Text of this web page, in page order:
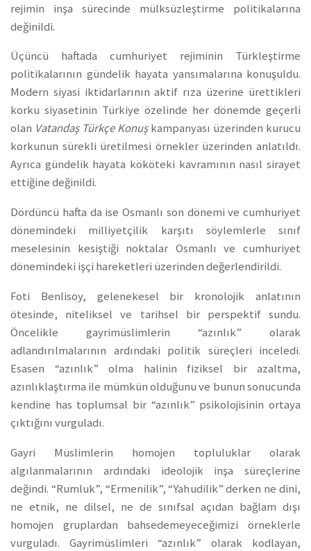
rejimin inşa sürecinde mülksüzleştirme politikalarına
değinildi.
Üçüncü haftada cumhuriyet rejiminin Türkleştirme
politikalarının gündelik hayata yansımalarına konuşuldu.
Modern siyasi iktidarlarının aktif rıza üzerine ürettikleri
korku siyasetinin Türkiye özelinde her dönemde geçerli
olan Vatandaş Türkçe Konuşkampanyası üzerinden kurucu
korkunun sürekli üretilmesi örnekler üzerinden anlatıldı.
Ayrıca gündelik hayata kököteki kavramının nasıl sirayet
ettiğine değinildi.
Dördüncü hafta da ise Osmanlı son dönemi ve cumhuriyet
dönemindeki milliyetçilik karşıtı söylemlerle sınıf
meselesinin kesiştiği noktalar Osmanlı ve cumhuriyet
dönemindeki işçi hareketleri üzerinden değerlendirildi.
Foti Benlisoy, gelenekesel bir kronolojik anlatının
ötesinde, niteliksel ve tarihsel bir perspektif sundu.
Öncelikle gayrimüslimlerin “azınlık” olarak
adlandırılmalarının ardındaki politik süreçleri inceledi.
Esasen “azınlık” olma halinin fiziksel bir azaltma,
azınlıklaştırma ile mümkün olduğunu ve bunun sonucunda
kendine has toplumsal bir “azınlık” psikolojisinin ortaya
çıktığını vurguladı.
Gayri Müslimlerin homojen topluluklar olarak
algılanmalarının ardındaki ideolojik inşa süreçlerine
değindi. “Rumluk”, “Ermenilik”, “Yahudilik” derken ne dini,
ne etnik, ne dilsel, ne de sınıfsal açıdan bağlam dışı
homojen gruplardan bahsedemeyeceğimizi örneklerle
vurguladı. Gayrimüslimleri “azınlık” olarak kodlayan,